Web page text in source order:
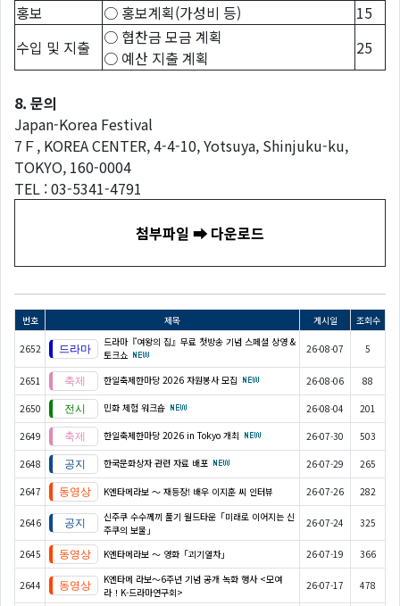
홍보
○ 홍보계획(가성비 등)
15
수입 및 지출
○ 협찬금 모금 계획
○ 예산 지출 계획
25
8. 문의
Japan-Korea Festival
7Ｆ, KOREA CENTER, 4-4-10, Yotsuya, Shinjuku-ku,
TOKYO, 160-0004
TEL : 03-5341-4791
첨부파일 ➡ 다운로드
번호 제목 게시일 조회수
2652
드라마『여왕의 집』무료 첫방송 기념 스페셜 상영 &
토크쇼
26-08-07 5
2651 한일축제한마당 2026 자원봉사 모집 26-08-06 88
2650 민화 체험 워크숍 26-08-04 201
2649 한일축제한마당 2026 in Tokyo 개최 26-07-30 503
2648 한국문화상자 관련 자료 배포 26-07-29 265
2647 K엔타메라보 ～ 재등장! 배우 이지훈 씨 인터뷰 26-07-26 282
2646
신주쿠 수수께끼 풀기 월드타운「미래로 이어지는 신
주쿠의 보물」
26-07-24 325
2645 K엔타메라보 ～ 영화「괴기열차」 26-07-19 366
2644
K엔타메 라보～6주년 기념 공개 녹화 행사 <모여
라！K-드라마연구회>
26-07-17 478